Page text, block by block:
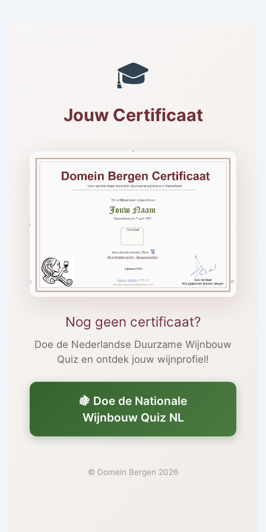
🎓
Jouw Certificaat
Nog geen certificaat?
Doe de Nederlandse Duurzame Wijnbouw
Quiz en ontdek jouw wijnprofiel!
🍇 Doe de Nationale
Wijnbouw Quiz NL
© Domein Bergen 2026